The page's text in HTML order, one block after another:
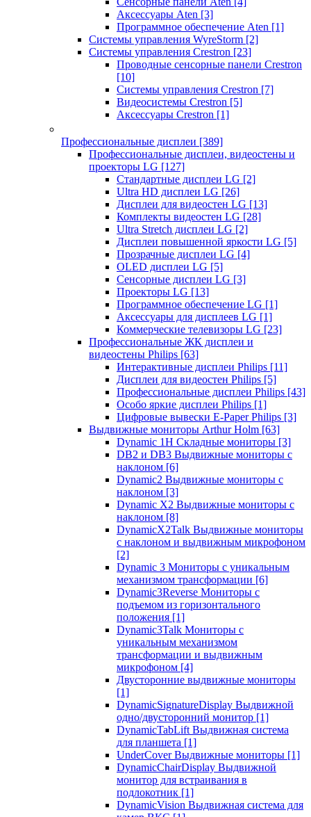
Аксессуары Aten [3]
Программное обеспечение Aten [1]
Системы управления WyreStorm [2]
Системы управления Crestron [23]
Проводные сенсорные панели Crestron
[10]
Системы управления Crestron [7]
Видеосистемы Crestron [5]
Аксессуары Crestron [1]
Профессиональные дисплеи [389]
Профессиональные дисплеи, видеостены и
проекторы LG [127]
Стандартные дисплеи LG [2]
Ultra HD дисплеи LG [26]
Дисплеи для видеостен LG [13]
Комплекты видеостен LG [28]
Ultra Stretch дисплеи LG [2]
Дисплеи повышенной яркости LG [5]
Прозрачные дисплеи LG [4]
OLED дисплеи LG [5]
Сенсорные дисплеи LG [3]
Проекторы LG [13]
Программное обеспечение LG [1]
Аксессуары для дисплеев LG [1]
Коммерческие телевизоры LG [23]
Профессиональные ЖК дисплеи и
видеостены Philips [63]
Интерактивные дисплеи Philips [11]
Дисплеи для видеостен Philips [5]
Профессиональные дисплеи Philips [43]
Особо яркие дисплеи Philips [1]
Цифровые вывески E-Paper Philips [3]
Выдвижные мониторы Arthur Holm [63]
Dynamic 1Н Складные мониторы [3]
DB2 и DB3 Выдвижные мониторы с
наклоном [6]
Dynamic2 Выдвижные мониторы с
наклоном [3]
Dynamic X2 Выдвижные мониторы с
наклоном [8]
DynamicX2Talk Выдвижные мониторы
с наклоном и выдвижным микрофоном
[2]
Dynamic 3 Мониторы с уникальным
механизмом трансформации [6]
Dynamic3Reverse Мониторы с
подъемом из горизонтального
положения [1]
Dynamic3Talk Мониторы с
уникальным механизмом
трансформации и выдвижным
микрофоном [4]
Двусторонние выдвижные мониторы
[1]
DynamicSignatureDisplay Выдвижной
одно/двусторонний монитор [1]
DynamicTabLift Выдвижная система
для планшета [1]
UnderCover Выдвижные мониторы [1]
DynamicChairDisplay Выдвижной
монитор для встраивания в
подлокотник [1]
DynamicVision Выдвижная система для